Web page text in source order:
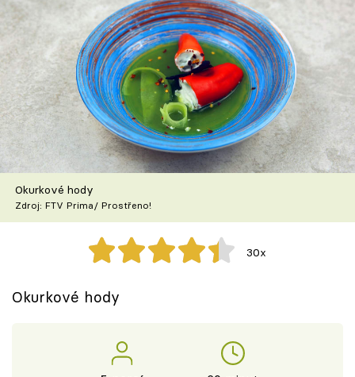
Témata
Recepty
Články
TV Program
Škola vaření
Recepty z TV
Speciál: Cuketa
Těhotnej kuchař
Okurkové hody
Zdroj: FTV Prima/ Prostřeno!
30x
Okurkové hody